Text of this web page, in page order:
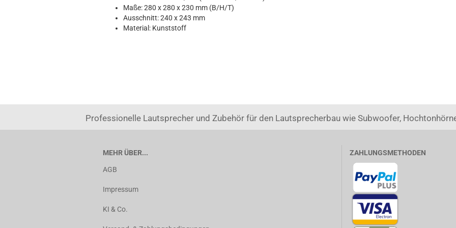
Maße: 280 x 280 x 230 mm (B/H/T)
Ausschnitt: 240 x 243 mm
Material: Kunststoff
Professionelle Lautsprecher und Zubehör für den Lautsprecherbau wie Subwoofer,
MEHR ÜBER...
AGB
Impressum
KI & Co.
ZAHLUNGSMETHODEN